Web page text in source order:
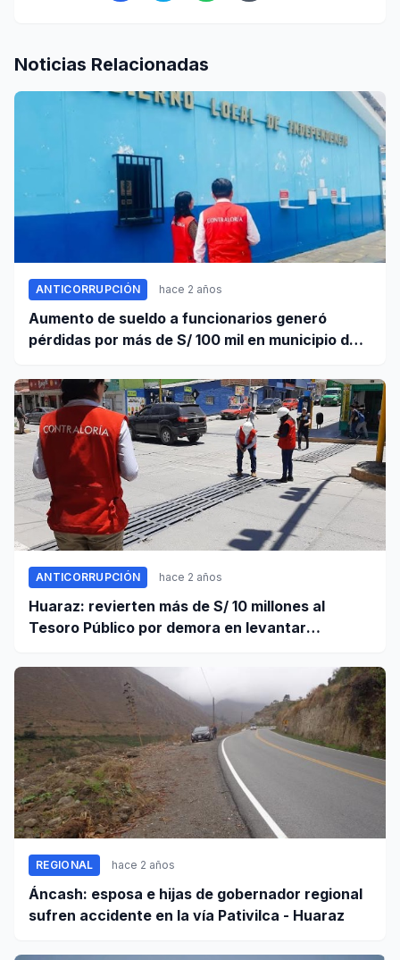
Noticias Relacionadas
ANTICORRUPCIÓN hace 2 años
Aumento de sueldo a funcionarios generó
pérdidas por más de S/ 100 mil en municipio de
ANTICORRUPCIÓN hace 2 años
Huaraz: revierten más de S/ 10 millones al
Tesoro Público por demora en levantar
REGIONAL hace 2 años
Áncash: esposa e hijas de gobernador regional
sufren accidente en la vía Pativilca - Huaraz